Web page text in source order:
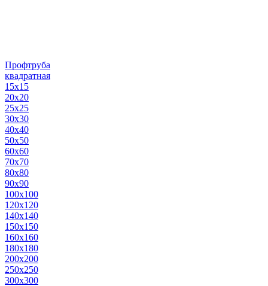
Профтруба
квадратная
15х15
20х20
25х25
30х30
40х40
50х50
60х60
70х70
80х80
90х90
100х100
120х120
140х140
150х150
160х160
180х180
200х200
250х250
300х300